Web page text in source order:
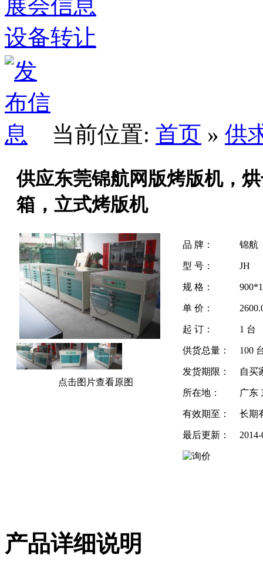
展会信息
设备转让
当前位置: 首页 » 供
供应东莞锦航网版烤版机，
箱，立式烤版机
点击图片查看原图
品 牌： 锦航
型 号： JH
规 格：
单 价：
起 订： 1 台
供货总量： 100
发货期限： 自买
所在地： 广东
有效期至： 长期
最后更新：
产品详细说明